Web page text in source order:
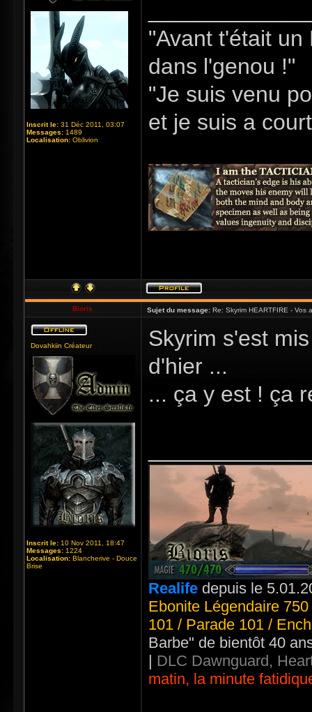
Inscrit le: 31 Déc 2011, 03:07
Messages: 1489
Localisation: Oblivion
"Avant t'était
dans l'genou !"
"Je suis venu
et je suis a
Bioris Sujet du message: Re: Skyrim HEARTFIRE - Vos
Dovahkiin Créateur
Inscrit le: 10 Nov 2011, 18:47
Messages: 1224
Localisation: Blancherive - Douce
Brise
Skyrim s'est
d'hier ...
... ça y est ! ça
Realife depuis le
Ebonite Légendaire
101 / Parade 101 /
Barbe" de bientôt 40
| DLC Dawnguard,
matin, la minute